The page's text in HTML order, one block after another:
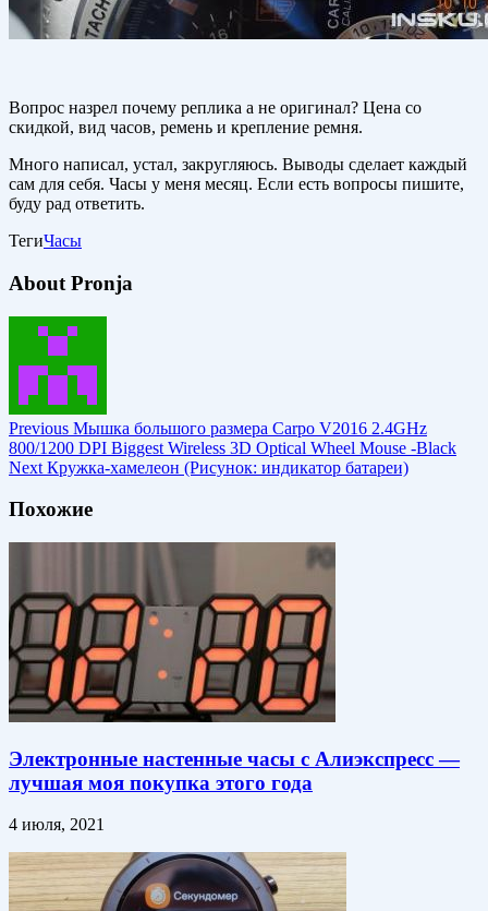
Вопрос назрел почему реплика а не оригинал? Цена со
скидкой, вид часов, ремень и крепление ремня.
Много написал, устал, закругляюсь. Выводы сделает каждый
сам для себя. Часы у меня месяц. Если есть вопросы пишите,
буду рад ответить.
ТегиЧасы
About Pronja
Previous Мышка большого размера Carpo V2016 2.4GHz
800/1200 DPI Biggest Wireless 3D Optical Wheel Mouse -Black
Next Кружка-хамелеон (Рисунок: индикатор батареи)
Похожие
Электронные настенные часы с Алиэкспресс —
лучшая моя покупка этого года
4 июля, 2021